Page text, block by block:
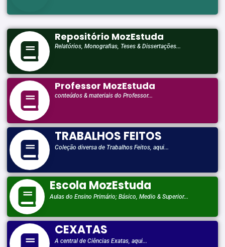
Repositório MozEstuda
Relatórios, Monografias, Teses & Dissertações...
Professor MozEstuda
conteúdos & materiais do Professor...
TRABALHOS FEITOS
Coleção diversa de Trabalhos Feitos, aqui...
Escola MozEstuda
Aulas do Ensino Primário; Básico, Medio & Superior...
CEXATAS
A central de Ciências Exatas, aqui...